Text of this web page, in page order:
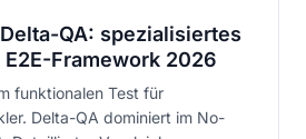
QA: spezialisiertes
Framework 2026
funktionalen Test für
Delta-QA dominiert im No-